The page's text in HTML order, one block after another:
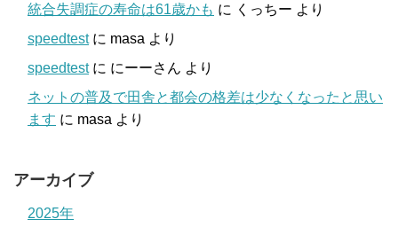
統合失調症の寿命は61歳かも に くっちー より
speedtestに masa より
speedtestに にーーさん より
ネットの普及で田舎と都会の格差は少なくなったと思い
ます に masa より
アーカイブ
2025年